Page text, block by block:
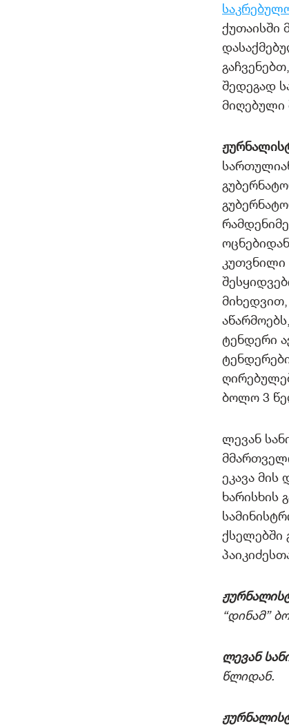
ქუთაისში
შედეგად
მიღებული
კუთვნილი
ტენდერი
ბოლო 3
ლევან
ეკავა მის
ხარისხის
ქსელებში
“დინამ”
ლევან
წლიდან.